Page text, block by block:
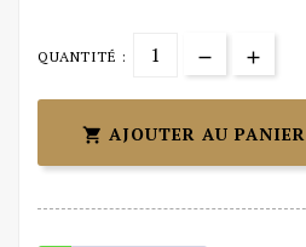
QUANTITÉ :
 AJOUTER AU PANIER